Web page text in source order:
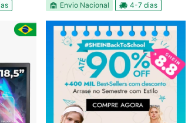
Envio Nacional 4-7 dias